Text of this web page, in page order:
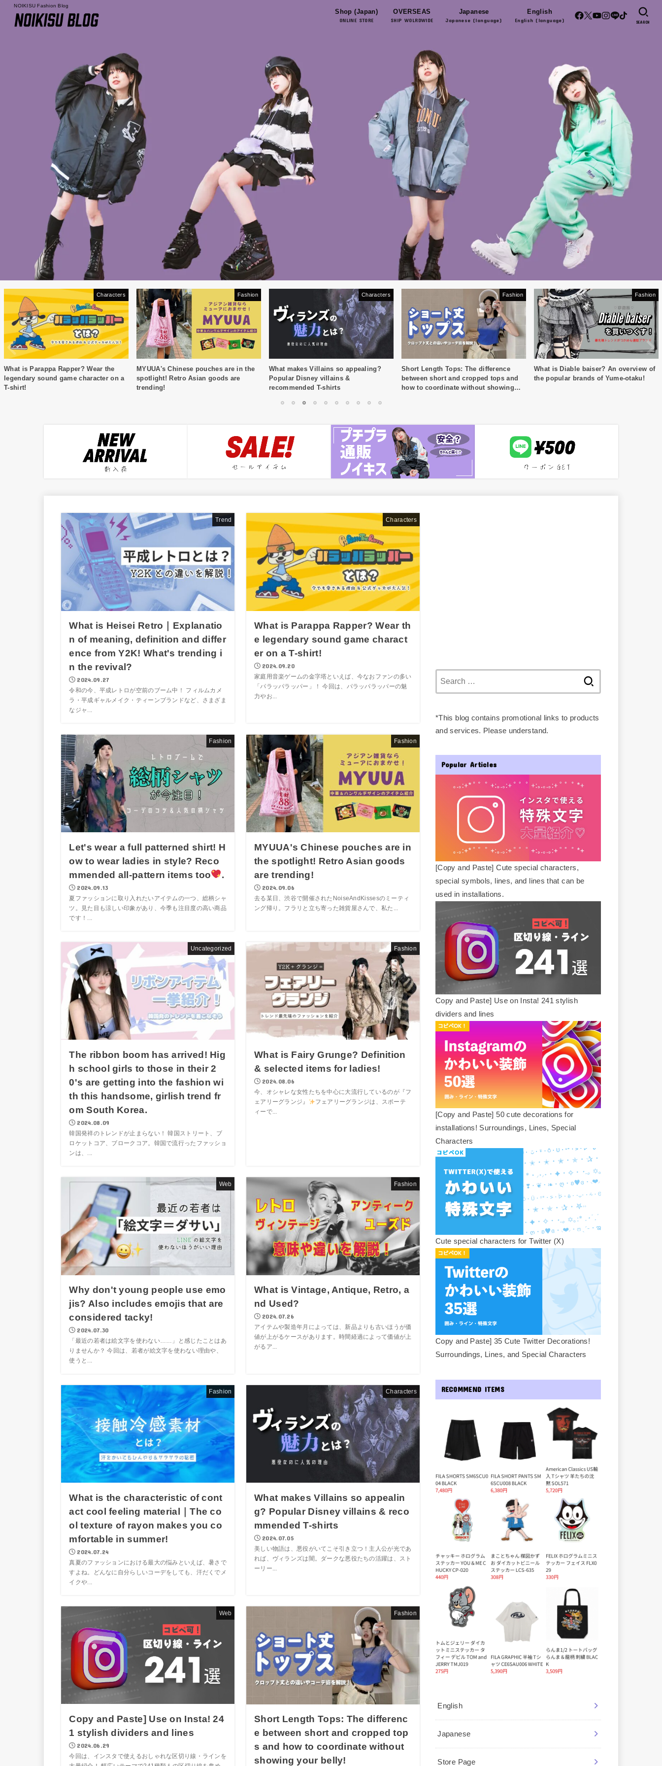
NOIKISU Fashion Blog
Shop (Japan)
ONLINE STORE
OVERSEAS
SHIP WOLRDWIDE
Japanese
Japanese (language)
English
English (language) SEARCH
Characters
What is Parappa Rapper? Wear the
legendary sound game character on a
T-shirt!
Fashion
MYUUA's Chinese pouches are in the
spotlight! Retro Asian goods are
trending!
Characters
What makes Villains so appealing?
Popular Disney villains &
recommended T-shirts
Fashion
Short Length Tops: The difference
between short and cropped tops and
how to coordinate without showing
Fashion
What is Diable baiser? An overview of
the popular brands of Yume-otaku!
Trend
What is Heisei Retro｜Explanatio
n of meaning, definition and differ
ence from Y2K! What's trending i
n the revival?
2024.09.27
令和の今、平成レトロが空前のブーム中！ フィルムカメ
ラ・平成ギャルメイク・ティーンブランドなど、さまざま
なジャ...
Characters
What is Parappa Rapper? Wear th
e legendary sound game charact
er on a T-shirt!
2024.09.20
家庭用音楽ゲームの金字塔といえば、今なおファンの多い
「パラッパラッパー」！ 今回は、パラッパラッパーの魅
力やお...
Fashion
Let's wear a full patterned shirt! H
ow to wear ladies in style? Reco
mmended all-pattern items too
.
2024.09.13
夏ファッションに取り入れたいアイテムの一つ、総柄シャ
ツ。見た目も涼しい印象があり、今季も注目度の高い商品
です！...
Fashion
MYUUA's Chinese pouches are in
the spotlight! Retro Asian goods
are trending!
2024.09.06
去る某日、渋谷で開催されたNoiseAndKissesのミーティ
ング帰り。フラリと立ち寄った雑貨屋さんで、私た...
Uncategorized
The ribbon boom has arrived! Hig
h school girls to those in their 2
0's are getting into the fashion wi
th this handsome, girlish trend fr
om South Korea.
2024.08.09
韓国発祥のトレンドが止まらない！ 韓国ストリート、ブ
ロケットコア、ブロークコア。韓国で流行ったファッショ
ンは、...
Fashion
What is Fairy Grunge? Definition
& selected items for ladies!
2024.08.06
今、オシャレな女性たちを中心に大流行しているのが『フ
ェアリーグランジ』
フェアリーグランジは、スポーテ
ィーで...
Web
Why don't young people use emo
jis? Also includes emojis that are
considered tacky!
2024.07.30
「最近の若者は絵文字を使わない……」と感じたことはあ
りませんか？ 今回は、若者が絵文字を使わない理由や、
使うと...
Fashion
What is Vintage, Antique, Retro, a
nd Used?
2024.07.26
アイテムや製造年月によっては、新品よりも古いほうが価
値が上がるケースがあります。時間経過によって価値が上
がるア...
Fashion
What is the characteristic of cont
act cool feeling material｜The co
ol texture of rayon makes you co
mfortable in summer!
2024.07.24
真夏のファッションにおける最大の悩みといえば、暑さで
すよね。どんなに自分らしいコーデをしても、汗だくでメ
イクや...
Characters
What makes Villains so appealin
g? Popular Disney villains & reco
mmended T-shirts
2024.07.05
美しい物語は、悪役がいてこそ引き立つ！主人公が光であ
れば、ヴィランズは闇。ダークな悪役たちの活躍は、スト
ーリー...
Web
Copy and Paste] Use on Insta! 24
1 stylish dividers and lines
2024.06.29
今回は、インスタで使えるおしゃれな区切り線・ラインを
Fashion
Short Length Tops: The differenc
e between short and cropped top
s and how to coordinate without
showing your belly!
*This blog contains promotional links to products
and services. Please understand.
Popular Articles
[Copy and Paste] Cute special characters,
special symbols, lines, and lines that can be
used in installations.
Copy and Paste] Use on Insta! 241 stylish
dividers and lines
[Copy and Paste] 50 cute decorations for
installations! Surroundings, Lines, Special
Characters
Cute special characters for Twitter (X)
Copy and Paste] 35 Cute Twitter Decorations!
Surroundings, Lines, and Special Characters
RECOMMEND ITEMS
English
Japanese
Store Page